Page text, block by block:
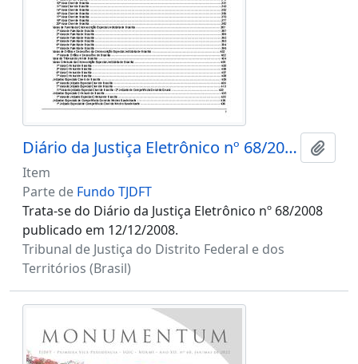
Diário da Justiça Eletrônico nº 68/2008
Item
Parte de Fundo TJDFT
Trata-se do Diário da Justiça Eletrônico nº 68/2008
publicado em 12/12/2008.
Tribunal de Justiça do Distrito Federal e dos
Territórios (Brasil)